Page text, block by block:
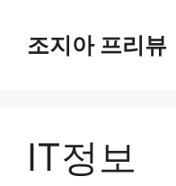
조지아 프리뷰
IT정보